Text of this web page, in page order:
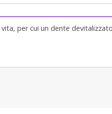
per cui un dente